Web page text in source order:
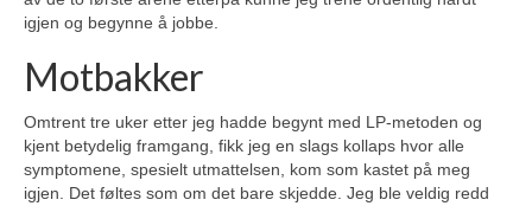
igjen og begynne å jobbe.
Motbakker
Omtrent tre uker etter jeg hadde begynt med LP-metoden og
kjent betydelig framgang, fikk jeg en slags kollaps hvor alle
symptomene, spesielt utmattelsen, kom som kastet på meg
igjen. Det føltes som om det bare skjedde. Jeg ble veldig redd